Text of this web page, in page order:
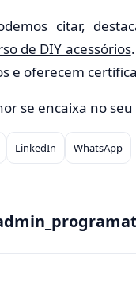
citar,
de DIY acessórios
e oferecem
se encaixa no
LinkedIn WhatsApp